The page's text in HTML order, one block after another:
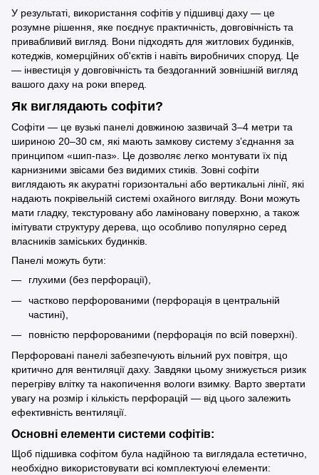
У результаті, використання софітів у підшивці даху — це
розумне рішення, яке поєднує практичність, довговічність та
привабливий вигляд. Вони підходять для житлових будинків,
котеджів, комерційних об'єктів і навіть виробничих споруд. Це
— інвестиція у довговічність та бездоганний зовнішній вигляд
вашого даху на роки вперед.
Як виглядають софіти?
Софіти — це вузькі панелі довжиною зазвичай 3–4 метри та
шириною 20–30 см, які мають замкову систему з’єднання за
принципом «шип-паз». Це дозволяє легко монтувати їх під
карнизними звісами без видимих стиків. Зовні софіти
виглядають як акуратні горизонтальні або вертикальні лінії, які
надають покрівельній системі охайного вигляду. Вони можуть
мати гладку, текстуровану або ламіновану поверхню, а також
імітувати структуру дерева, що особливо популярно серед
власників заміських будинків.
Панелі можуть бути:
глухими (без перфорації),
частково перфорованими (перфорація в центральній
частині),
повністю перфорованими (перфорація по всій поверхні).
Перфоровані панелі забезпечують вільний рух повітря, що
критично для вентиляції даху. Завдяки цьому знижується ризик
перегріву влітку та накопичення вологи взимку. Варто звертати
увагу на розмір і кількість перфорацій — від цього залежить
ефективність вентиляції.
Основні елементи системи софітів:
Щоб підшивка софітом була надійною та виглядала естетично,
необхідно використовувати всі комплектуючі елементи: